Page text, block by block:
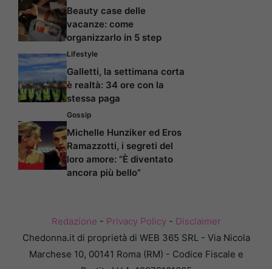
Beauty case delle
vacanze: come
organizzarlo in 5 step
Lifestyle
Galletti, la settimana corta
è realtà: 34 ore con la
stessa paga
Gossip
Michelle Hunziker ed Eros
Ramazzotti, i segreti del
loro amore: “È diventato
ancora più bello”
Redazione - Privacy Policy- Disclaimer
Chedonna.it di proprietà di WEB 365 SRL - Via Nicola
Marchese 10, 00141 Roma (RM) - Codice Fiscale e